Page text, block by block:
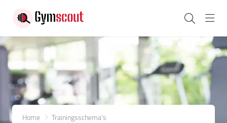
Home Trainingsschema's